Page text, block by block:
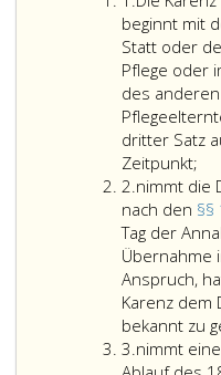
eins
beginnt mit
Statt oder
Pflege oder
des
dritter Satz
Zeitpunkt;
15,
mit
2.Ziffer
2
nimmt die
nach den §§
Tag der
Übernahme
Anspruch,
Karenz dem
bekannt zu
3.Ziffer
3
nimmt